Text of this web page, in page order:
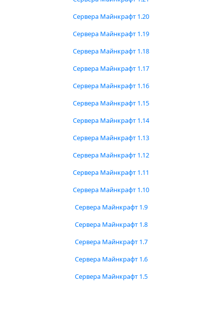
Сервера Майнкрафт 1.20
Сервера Майнкрафт 1.19
Сервера Майнкрафт 1.18
Сервера Майнкрафт 1.17
Сервера Майнкрафт 1.16
Сервера Майнкрафт 1.15
Сервера Майнкрафт 1.14
Сервера Майнкрафт 1.13
Сервера Майнкрафт 1.12
Сервера Майнкрафт 1.11
Сервера Майнкрафт 1.10
Сервера Майнкрафт 1.9
Сервера Майнкрафт 1.8
Сервера Майнкрафт 1.7
Сервера Майнкрафт 1.6
Сервера Майнкрафт 1.5